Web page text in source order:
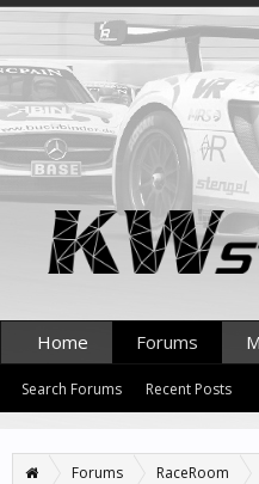
Forums RaceRoom
Home Forums
Search Forums Recent Posts